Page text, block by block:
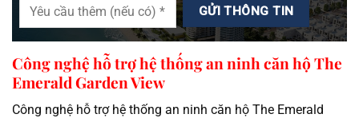
Công nghệ hỗ trợ hệ thống an ninh căn hộ The
Emerald Garden View
Công nghệ hỗ trợ hệ thống an ninh căn hộ The Emerald